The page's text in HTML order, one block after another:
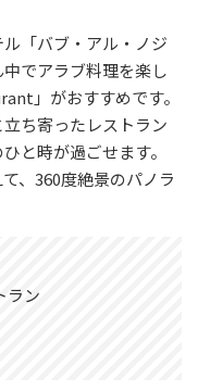
「バブ・アル・ノジ
でアラブ料理を楽し
」がおすすめです。
ち寄ったレストラン
と時が過ごせます。
、360度絶景のパノラ
ラン